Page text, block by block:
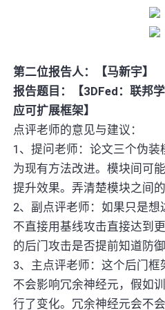
第二位报告人：【马新宇】
报告题目：【3DFed：联邦
应可扩展框架】
点评老师的意见与建议：
1、提问老师：论文三个伪
为现有方法改进。模块间可
提升效果。弄清楚模块之间的
2、副点评老师：如果只是
不直接用基线攻击直接达到
的后门攻击是否提前知道防御
3、主点评老师：这个后门
不会影响冗余神经元，假如
行了变化。冗余神经元会不